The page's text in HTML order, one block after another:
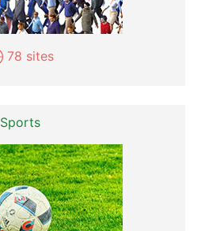
78 sites
Sports